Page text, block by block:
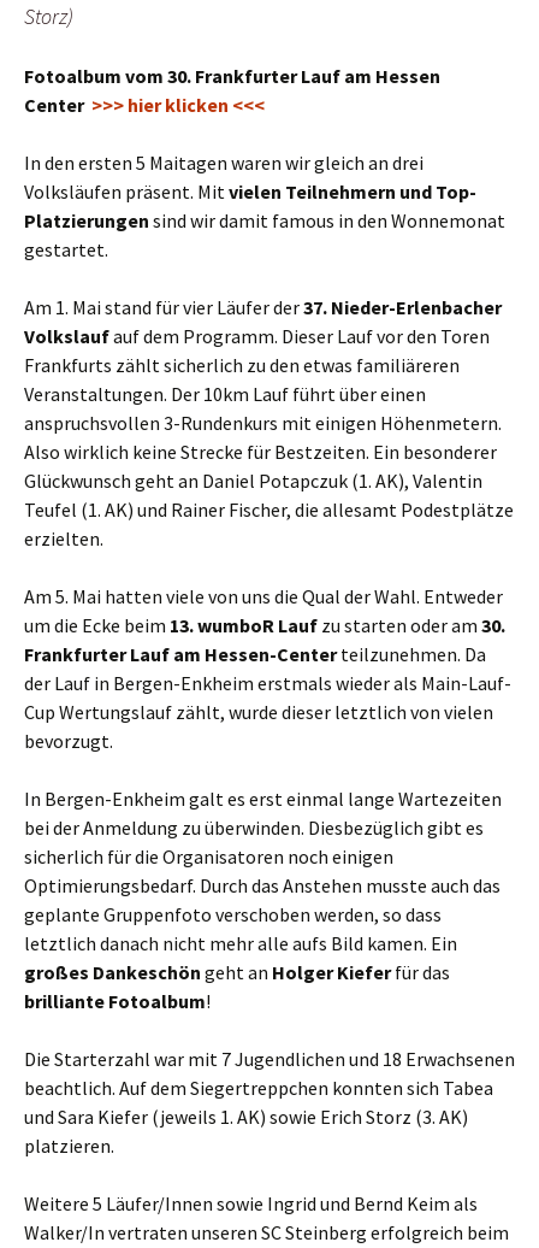
Storz)
Fotoalbum vom 30. Frankfurter Lauf am Hessen
Center >>> hier klicken <<<
In den ersten 5 Maitagen waren wir gleich an drei
Volksläufen präsent. Mitvielen Teilnehmern und Top-
Platzierungen sind wir damit famous in den Wonnemonat
gestartet.
Am 1. Mai stand für vier Läufer der37. Nieder-Erlenbacher
Volkslaufauf dem Programm. Dieser Lauf vor den Toren
Frankfurts zählt sicherlich zu den etwas familiäreren
Veranstaltungen. Der 10km Lauf führt über einen
anspruchsvollen 3-Rundenkurs mit einigen Höhenmetern.
Also wirklich keine Strecke für Bestzeiten. Ein besonderer
Glückwunsch geht an Daniel Potapczuk (1. AK), Valentin
Teufel (1. AK) und Rainer Fischer, die allesamt Podestplätze
erzielten.
Am 5. Mai hatten viele von uns die Qual der Wahl. Entweder
um die Ecke beim 13. wumboR Lauf zu starten oder am 30.
Frankfurter Lauf am Hessen-Centerteilzunehmen. Da
der Lauf in Bergen-Enkheim erstmals wieder als Main-Lauf-
Cup Wertungslauf zählt, wurde dieser letztlich von vielen
bevorzugt.
In Bergen-Enkheim galt es erst einmal lange Wartezeiten
bei der Anmeldung zu überwinden. Diesbezüglich gibt es
sicherlich für die Organisatoren noch einigen
Optimierungsbedarf. Durch das Anstehen musste auch das
geplante Gruppenfoto verschoben werden, so dass
letztlich danach nicht mehr alle aufs Bild kamen. Ein
großes Dankeschön geht an Holger Kieferfür das
brilliante Fotoalbum!
Die Starterzahl war mit 7 Jugendlichen und 18 Erwachsenen
beachtlich. Auf dem Siegertreppchen konnten sich Tabea
und Sara Kiefer (jeweils 1. AK) sowie Erich Storz (3. AK)
platzieren.
Weitere 5 Läufer/Innen sowie Ingrid und Bernd Keim als
Walker/In vertraten unseren SC Steinberg erfolgreich beim